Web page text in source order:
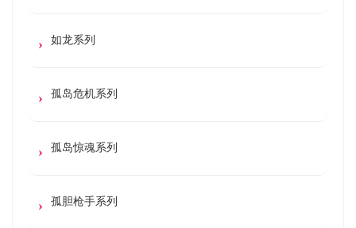
如龙系列
孤岛危机系列
孤岛惊魂系列
孤胆枪手系列